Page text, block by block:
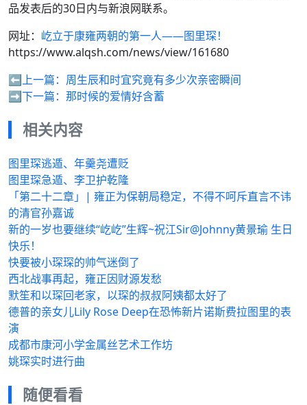
品发表后的30日内与新浪网联系。
网址： 屹立于康雍两朝的第一人——图里琛！
https://www.alqsh.com/news/view/161680
⬅️上一篇： 周生辰和时宜究竟有多少次亲密瞬间
➡️下一篇： 那时候的爱情好含蓄
相关内容
图里琛逃遁、年羹尧遭贬
图里琛急遁、李卫护乾隆
「第二十二章」| 雍正为保朝局稳定，不得不呵斥直言不讳
的清官孙嘉诚
新的一岁也要继续“屹屹”生辉~祝江Sir@Johnny黄景瑜 生日
快乐！
快要被小琛琛的帅气迷倒了
西北战事再起，雍正因财源发愁
默笙和以琛回老家，以琛的叔叔阿姨都太好了
德普的亲女儿Lily Rose Deep在恐怖新片诺斯费拉图里的表
演
成都市康河小学金属丝艺术工作坊
姚琛实时进行曲
随便看看